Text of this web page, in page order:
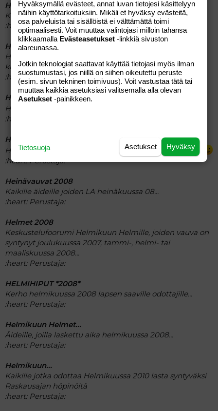
Heinäkuiset...
Keskustelua monikkoarjesta...
:heart:Perustaja:
Heinäkuiset 2005
Heinäkuussa 2005 syntynyneiden lapsosten sekä äitien
kuulumisia.
:heart:Perustaja: Annastiina69
Heinäkuiset 2007
Heinäkuussa 2007 lapsen saaneille
:heart:
Heinämasut 2009
Heinäkuuksi 2009 masuaan kasvattelevien jutustelua.
:heart:Perustaja:
Heinävauvat 2008
Kaikille äideille joiden LA heinäkuussa 08...
:heart: Perustaja:
Helmet 2008
Keskustelufoorumi Helmikuun Helmille, joiden vauva on
syntynyt joulukuussa 2007, tammi-, helmi- tai
maaliskuussa 2008...
:heart: Perustaja:
HELMIHIPUT *2008*
Kerho helmikuussa 2008 lapsen saaville odottajille...
:heart: Perustaja:
Helmikuun Helmet...
Äideille, joilla laskettu aika helmikuussa 2008...
:heart: Perustaja:
Helmikuun...
Kaikille jotka odottaa Helmikuussa 2010 lasta syntyväksi
Raskausajan höpinöitä
:heart: Perustaja:
Hyväksymällä evästeet, annat luvan tietojesi käsittelyyn
näihin käyttötarkoituksiin. Mikäli et hyväksy evästeitä,
osa palveluista tai sisällöistä ei välttämättä toimi
optimaalisesti. Voit muuttaa valintojasi milloin tahansa
klikkaamalla Evästeasetukset -linkkiä sivuston
alareunassa.
Jotkin teknologiat saattavat käyttää tietojasi myös ilman
suostumustasi, jos niillä on siihen oikeutettu peruste
(esim. sivun tekninen toimivuus). Voit vastustaa tätä tai
muuttaa kaikkia asetuksiasi valitsemalla alla olevan
Asetukset -painikkeen.
Hyväksy
Asetukset
Tietosuoja